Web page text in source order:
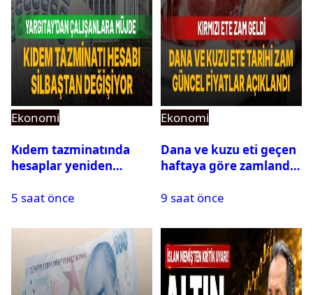
Ekonomi
Kıdem tazminatında
hesaplar yeniden
prim ve yardım
karar
5 saat önce
Ekonomi
Dana ve kuzu eti geçen
haftaya göre zamlandı:
açıklandı
9 saat önce